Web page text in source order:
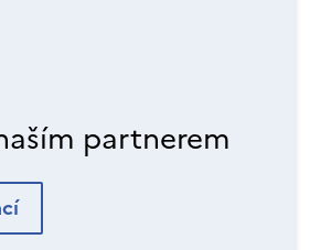
partnerem